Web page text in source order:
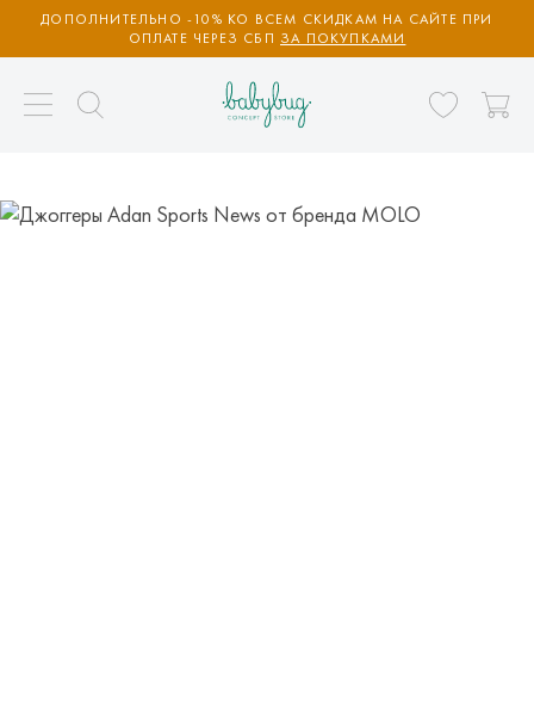
ДОПОЛНИТЕЛЬНО -10% КО ВСЕМ СКИДКАМ НА САЙТЕ ПРИ
ОПЛАТЕ ЧЕРЕЗ СБП ЗА ПОКУПКАМИ